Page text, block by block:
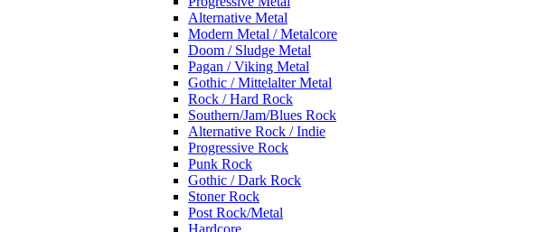
Alternative Metal
Modern Metal / Metalcore
Doom / Sludge Metal
Pagan / Viking Metal
Gothic / Mittelalter Metal
Rock / Hard Rock
Southern/Jam/Blues Rock
Alternative Rock / Indie
Progressive Rock
Punk Rock
Gothic / Dark Rock
Stoner Rock
Post Rock/Metal
Hardcore